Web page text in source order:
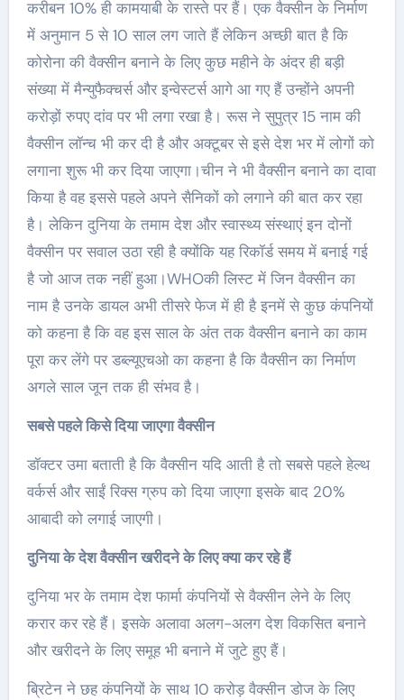
करीबन 10% ही कामयाबी के रास्ते पर हैं। एक वैक्सीन के निर्माण
में अनुमान 5 से 10 साल लग जाते हैं लेकिन अच्छी बात है कि
कोरोना की वैक्सीन बनाने के लिए कुछ महीने के अंदर ही बड़ी
संख्या में मैन्युफैक्चर्स और इन्वेस्टर्स आगे आ गए हैं उन्होंने अपनी
करोड़ों रुपए दांव पर भी लगा रखा है। रूस ने सुपुत्र 15 नाम की
वैक्सीन लॉन्च भी कर दी है और अक्टूबर से इसे देश भर में लोगों को
लगाना शुरू भी कर दिया जाएगा।चीन ने भी वैक्सीन बनाने का दावा
किया है वह इससे पहले अपने सैनिकों को लगाने की बात कर रहा
है। लेकिन दुनिया के तमाम देश और स्वास्थ्य संस्थाएं इन दोनों
वैक्सीन पर सवाल उठा रही है क्योंकि यह रिकॉर्ड समय में बनाई गई
है जो आज तक नहीं हुआ।WHOकी लिस्ट में जिन वैक्सीन का
नाम है उनके डायल अभी तीसरे फेज में ही है इनमें से कुछ कंपनियों
को कहना है कि वह इस साल के अंत तक वैक्सीन बनाने का काम
पूरा कर लेंगे पर डब्ल्यूएचओ का कहना है कि वैक्सीन का निर्माण
अगले साल जून तक ही संभव है।
सबसे पहले किसे दिया जाएगा वैक्सीन
डॉक्टर उमा बताती है कि वैक्सीन यदि आती है तो सबसे पहले हेल्थ
वर्कर्स और साईं रिक्स ग्रुप को दिया जाएगा इसके बाद 20%
आबादी को लगाई जाएगी।
दुनिया के देश वैक्सीन खरीदने के लिए क्या कर रहे हैं
दुनिया भर के तमाम देश फार्मा कंपनियों से वैक्सीन लेने के लिए
करार कर रहे हैं। इसके अलावा अलग-अलग देश विकसित बनाने
और खरीदने के लिए समूह भी बनाने में जुटे हुए हैं।
ब्रिटेन ने छह कंपनियों के साथ 10 करोड़ वैक्सीन डोज के लिए